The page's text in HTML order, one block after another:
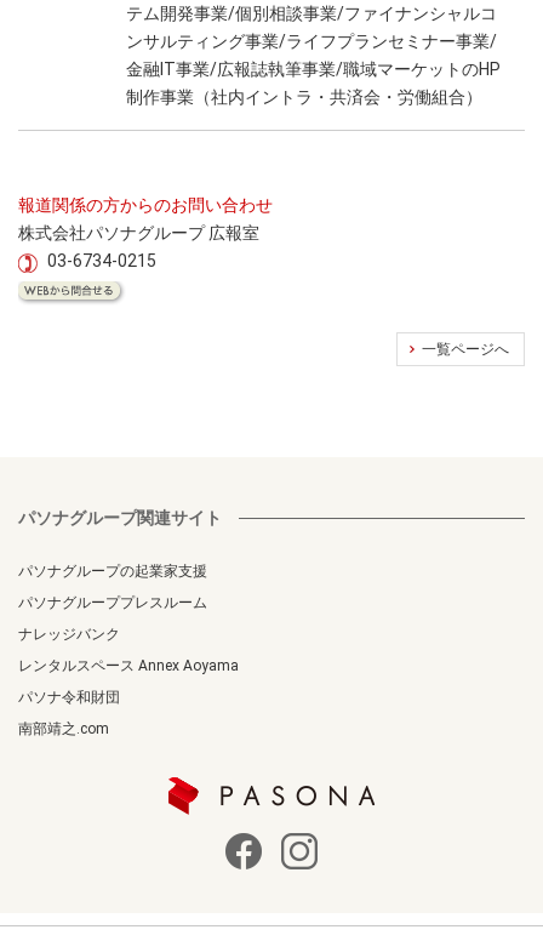
テム開発事業/個別相談事業/ファイナンシャルコ
ンサルティング事業/ライフプランセミナー事業/
金融IT事業/広報誌執筆事業/職域マーケットのHP
制作事業（社内イントラ・共済会・労働組合）
報道関係の方からのお問い合わせ
株式会社パソナグループ 広報室
03-6734-0215
一覧ページへ
パソナグループ関連サイト
パソナグループの起業家支援
パソナグループプレスルーム
ナレッジバンク
レンタルスペース Annex Aoyama
パソナ令和財団
南部靖之.com